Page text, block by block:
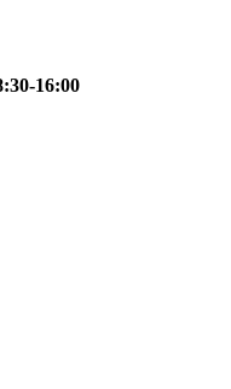
16:00